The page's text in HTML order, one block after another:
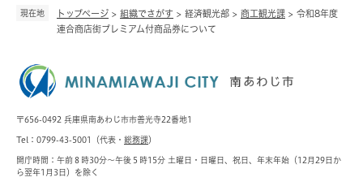
現在地 トップページ > 組織でさがす > 経済観光部 > 商工観光課 > 令和8年度
連合商店街プレミアム付商品券について
〒656-0492 兵庫県南あわじ市市善光寺22番地1
Tel：0799-43-5001（代表・ 総務課）
開庁時間：午前８時30分～午後５時15分 土曜日・日曜日、祝日、年末年始（12月29日か
ら翌年1月3日）を除く